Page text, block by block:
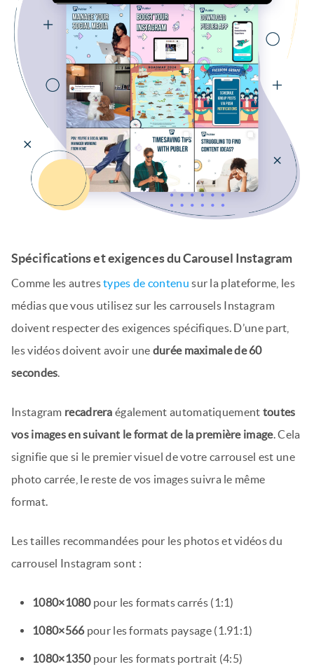
Spécifications et exigences du Carousel Instagram
Comme les autrestypes de contenu sur la plateforme, les
médias que vous utilisez sur les carrousels Instagram
doivent respecter des exigences spécifiques. D’une part,
les vidéos doivent avoir une durée maximale de 60
secondes
Instagram recadrera également automatiquement toutes
vos images en suivant le format de la première image. Cela
signifie que si le premier visuel de votre carrousel est une
photo carrée, le reste de vos images suivra le même
format.
Les tailles recommandées pour les photos et vidéos du
carrousel Instagram sont :
1080×1080pour les formats carrés (1:1)
1080×566pour les formats paysage (1.91:1)
1080×1350pour les formats portrait (4:5)